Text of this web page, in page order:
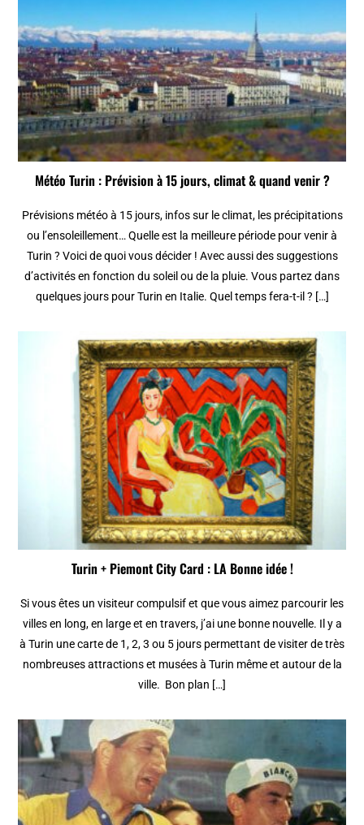
Météo Turin : Prévision à 15 jours, climat & quand venir ?
Prévisions météo à 15 jours, infos sur le climat, les précipitations
ou l’ensoleillement… Quelle est la meilleure période pour venir à
Turin ? Voici de quoi vous décider ! Avec aussi des suggestions
d’activités en fonction du soleil ou de la pluie. Vous partez dans
quelques jours pour Turin en Italie. Quel temps fera-t-il ? […]
Turin + Piemont City Card : LA Bonne idée !
Si vous êtes un visiteur compulsif et que vous aimez parcourir les
villes en long, en large et en travers, j’ai une bonne nouvelle. Il y a
à Turin une carte de 1, 2, 3 ou 5 jours permettant de visiter de très
nombreuses attractions et musées à Turin même et autour de la
ville. Bon plan […]